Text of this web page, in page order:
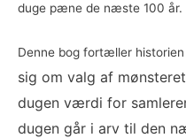
duge pæne de næste 100 år.
Denne bog fortæller
sig om valg af
dugen værdi for
dugen går i arv til den